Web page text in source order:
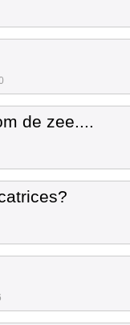
de zee....